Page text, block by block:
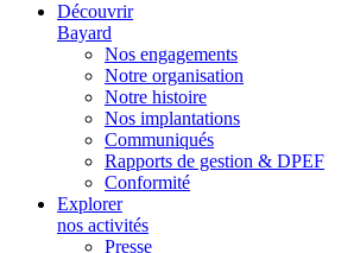
Découvrir
Bayard
Nos engagements
Notre organisation
Notre histoire
Nos implantations
Communiqués
Rapports de gestion & DPEF
Conformité
Explorer
nos activités
Presse